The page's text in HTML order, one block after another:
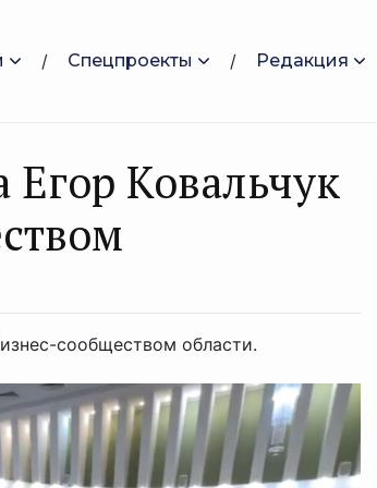
Спецпроекты Редакция
Егор Ковальчук
сообществом области.